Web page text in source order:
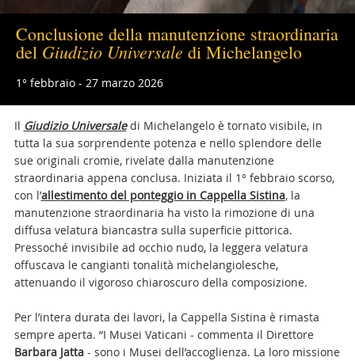
Conclusione della manutenzione straordinaria
del Giudizio Universale di Michelangelo
1° febbraio - 27 marzo 2026
Il Giudizio Universaledi Michelangelo è tornato visibile, in
tutta la sua sorprendente potenza e nello splendore delle
sue originali cromie, rivelate dalla manutenzione
straordinaria appena conclusa. Iniziata il 1° febbraio scorso,
con l’allestimento del ponteggio in Cappella Sistina, la
manutenzione straordinaria ha visto la rimozione di una
diffusa velatura biancastra sulla superficie pittorica.
Pressoché invisibile ad occhio nudo, la leggera velatura
offuscava le cangianti tonalità michelangiolesche,
attenuando il vigoroso chiaroscuro della composizione.
Per l’intera durata dei lavori, la Cappella Sistina è rimasta
sempre aperta. “I Musei Vaticani - commenta il Direttore
Barbara Jatta- sono i Musei dell’accoglienza. La loro missione